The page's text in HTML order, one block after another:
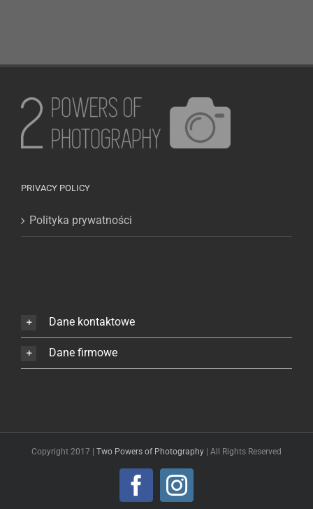
PRIVACY POLICY
Polityka prywatności
Dane kontaktowe
Dane firmowe
Copyright 2017 | Two Powers of Photography | All Rights Reserved
FacebookInstagram